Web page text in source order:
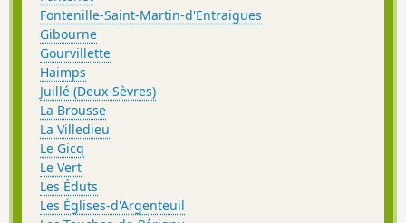
Fontenille-Saint-Martin-d'Entraigues
Gibourne
Gourvillette
Haimps
Juillé (Deux-Sèvres)
La Brousse
La Villedieu
Le Gicq
Le Vert
Les Éduts
Les Églises-d'Argenteuil